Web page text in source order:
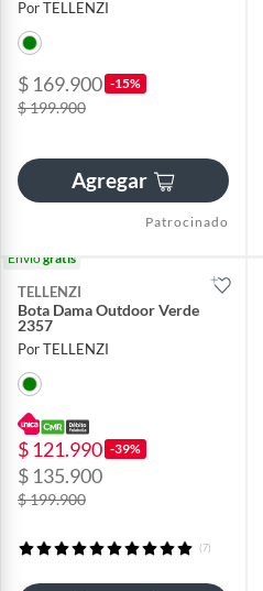
Por TELLENZI
$ 169.900 -15%
$ 199.900
Agregar
Patrocinado
Envíogratis
TELLENZI
Bota Dama Outdoor Verde
2357
Por TELLENZI
$ 121.990 -39%
$ 135.900
$ 199.900
(7)